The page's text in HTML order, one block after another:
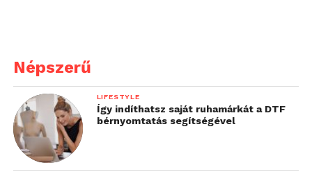
(5/4,5 pont)
Miklós Hanna – Dunai Ádám
(Egyházaskozár-Bikali Általános Iskola)
(4,5)
Dan Tábita – Mázsár Bálint
Népszerű
LIFESTYLE
Így indíthatsz saját ruhamárkát a DTF
bérnyomtatás segítségével